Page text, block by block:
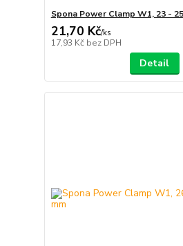
Spona Power Clamp W1, 23 -
21,70 Kč/ks
17,93 Kč bez DPH
Detail